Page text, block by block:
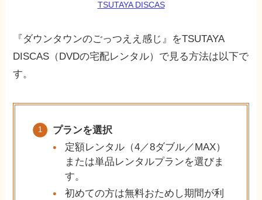
TSUTAYA DISCAS
『ダウンタウンのごっつええ感じ』をTSUTAYA
DISCAS（DVDの宅配レンタル）で見る方法は以下で
す。
プランを選択
定額レンタル（4／8ダブル／MAX）
または単品レンタルプランを選びま
す。
初めての方は無料おためし期間が利